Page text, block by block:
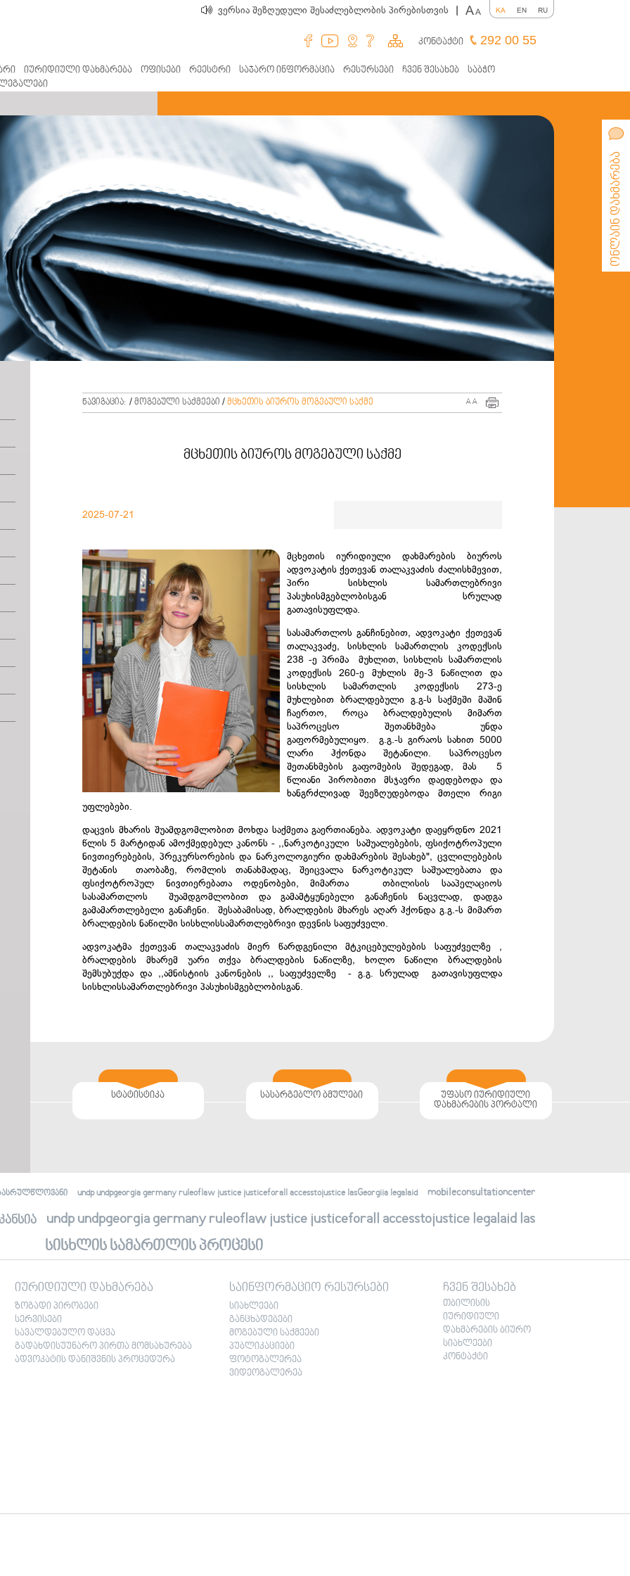
ვერსია შეზღუდული შესაძლებლობის პირებისთვის | AA KA EN RU
კონტაქტი 292 00 55
იურიდიული დახმარება ოფისები რეესტრი საჯარო ინფორმაცია რესურსები ჩვენ შესახებ
საბჭო
ონლაინ დახმარება
ნავიგაცია: / მოგებული საქმეები / მცხეთის ბიუროს მოგებული საქმე AA
მცხეთის ბიუროს მოგებული საქმე
2025-07-21
მცხეთის იურიდიული დახმარების ბიუროს
ადვოკატის ქეთევან თალაკვაძის ძალისხმევით,
პირი სისხლის სამართლებრივი
პასუხისმგებლობისგან სრულად
გათავისუფლდა.
სასამართლოს განჩინებით, ადვოკატი ქეთევან
თალაკვაძე, სისხლის სამართლის კოდექსის
238 -ე პრიმა მუხლით, სისხლის სამართლის
კოდექსის 260-ე მუხლის მე-3 ნაწილით და
სისხლის სამართლის კოდექსის 273-ე
მუხლებით ბრალდებული გ.გ-ს საქმეში მაშინ
ჩაერთო, როცა ბრალდებულის მიმართ
საპროცესო შეთანხმება უნდა
გაფორმებულიყო. გ.გ.-ს გირაოს სახით 5000
ლარი ჰქონდა შეტანილი. საპროცესო
შეთანხმების გაფომების შედეგად, მას 5
წლიანი პირობითი მსჯავრი დაედებოდა და
ხანგრძლივად შეეზღუდებოდა მთელი რიგი
უფლებები.
დაცვის მხარის შუამდგომლობით მოხდა საქმეთა გაერთიანება. ადვოკატი დაეყრდნო 2021
წლის 5 მარტიდან ამოქმედებულ კანონს - ,,ნარკოტიკული საშუალებების, ფსიქოტროპული
ნივთიერებების, პრეკურსორების და ნარკოლოგიური დახმარების შესახებ", ცვლილებების
შეტანის თაობაზე, რომლის თანახმადაც, შეიცვალა ნარკოტიკულ საშუალებათა და
ფსიქოტროპულ ნივთიერებათა ოდენობები, მიმართა თბილისის სააპელაციოს
სასამართლოს შუამდგომლობით და გამამტყუნებელი განაჩენის ნაცვლად, დადგა
გამამართლებელი განაჩენი. შესაბამისად, ბრალდების მხარეს აღარ ჰქონდა გ.გ.-ს მიმართ
ბრალდების ნაწილში სისხლისსამართლებრივი დევნის საფუძველი.
ადვოკატმა ქეთევან თალაკვაძის მიერ წარდგენილი მტკიცებულებების საფუძველზე ,
ბრალდების მხარემ უარი თქვა ბრალდების ნაწილზე, ხოლო ნაწილი ბრალდების
შემსუბუქდა და ,,ამნისტიის კანონების ,, საფუძველზე - გ.გ. სრულად გათავისუფლდა
სისხლისსამართლებრივი პასუხისმგებლობისგან.
სტატისტიკა სასარგებლო ბმულები
უფასო იურიდიული
დახმარების პორტალი
undp undpgeorgia germany ruleoflaw justice justiceforall accesstojustice lasGeorgiia legalaid mobileconsultationcenter
undp undpgeorgia germany ruleoflaw justice justiceforall accesstojustice legalaid las
სისხლის სამართლის პროცესი
იურიდიული დახმარება
ზოგადი პირობები
სერვისები
სავალდებულო დაცვა
გადახდისუუნარო პირთა მომსახურება
ადვოკატის დანიშვნის პროცედურა
საინფორმაციო რესურსები
სიახლეები
განცხადებები
მოგებული საქმეები
პუბლიკაციები
ფოტოგალერეა
ვიდეოგალერეა
ჩვენ შესახებ
თბილისის
იურიდიული
დახმარების ბიურო
სიახლეები
კონტაქტი